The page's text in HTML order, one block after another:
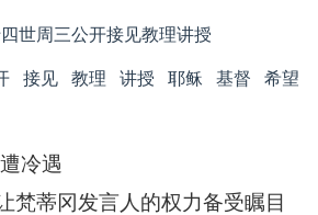
世周三公开接见教理讲授
接见 ​教理 讲授 耶稣 基督 希望
冷遇
梵蒂冈发言人的权力备受瞩目